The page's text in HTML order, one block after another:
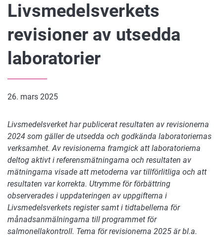
Livsmedelsverkets
revisioner av utsedda
laboratorier
26. mars 2025
Livsmedelsverket har publicerat resultaten av revisionerna
2024 som gäller de utsedda och godkända laboratoriernas
verksamhet. Av revisionerna framgick att laboratorierna
deltog aktivt i referensmätningarna och resultaten av
mätningarna visade att metoderna var tillförlitliga och att
resultaten var korrekta. Utrymme för förbättring
observerades i uppdateringen av uppgifterna i
Livsmedelsverkets register samt i tidtabellerna för
månadsanmälningarna till programmet för
salmonellakontroll. Tema för revisionerna 2025 är bl.a.